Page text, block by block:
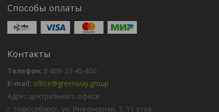
Способы оплаты
Контакты
Телефон: 8-800-23-45-800
E-mail: office@greenway.group
Адрес центрального офиса:
г. Новосибирск, ул. Инженерная, 7, 11 этаж